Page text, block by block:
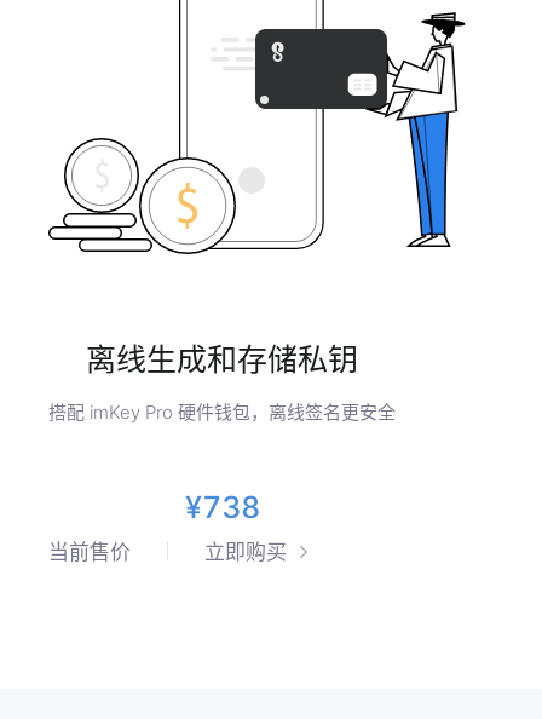
离线生成和存储私钥
搭配 imKey Pro 硬件钱包，离线签名更安全
¥738
当前售价 立即购买